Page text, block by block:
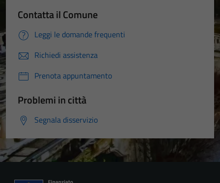
Contatta il Comune
Leggi le domande frequenti
Richiedi assistenza
Prenota appuntamento
Problemi in città
Segnala disservizio